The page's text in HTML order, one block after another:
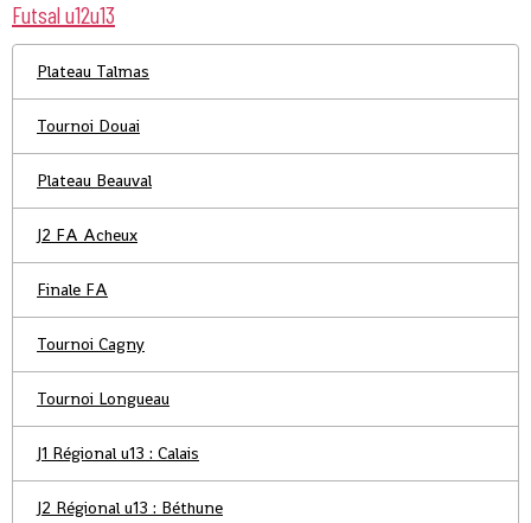
Futsal u12u13
Plateau Talmas
Tournoi Douai
Plateau Beauval
J2 FA Acheux
Finale FA
Tournoi Cagny
Tournoi Longueau
J1 Régional u13 : Calais
J2 Régional u13 : Béthune